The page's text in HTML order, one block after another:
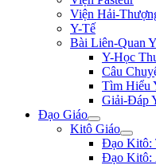
Viện Hải-
Y-Tế
Bài Liên-Quan
Y-Học
Câu
Tìm Hiểu
Giải-Đáp
Đạo Giáo
Kitô Giáo
Đạo Kitô:
Đạo Kitô: